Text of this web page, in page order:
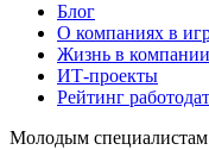
Блог
О компаниях в
Жизнь в компании
ИТ-проекты
Рейтинг
Молодым специалистам